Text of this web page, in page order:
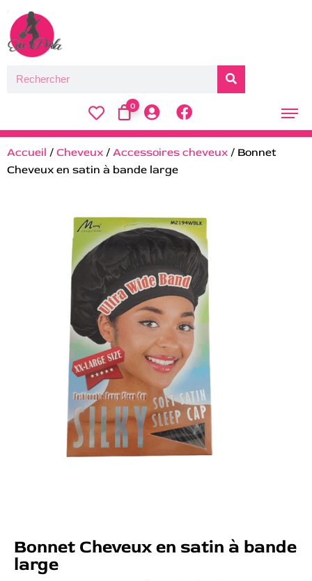
0
Accueil / Cheveux / Accessoires cheveux / Bonnet
Cheveux en satin à bande large
Bonnet Cheveux en satin à bande
large